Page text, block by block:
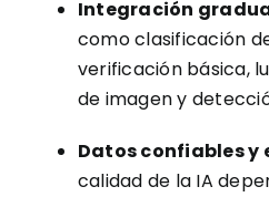
Integración
como clasificación
verificación básica,
de imagen y
Datos confiables
calidad de la IA